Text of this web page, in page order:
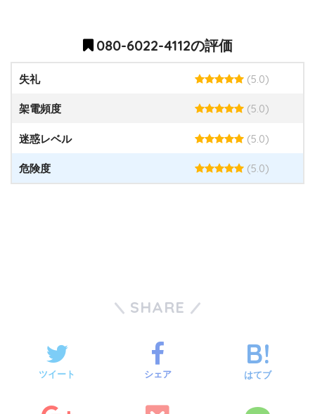
080-6022-4112の評価
失礼 (5.0)
架電頻度 (5.0)
迷惑レベル (5.0)
危険度 (5.0)
SHARE
ツイート シェア はてブ